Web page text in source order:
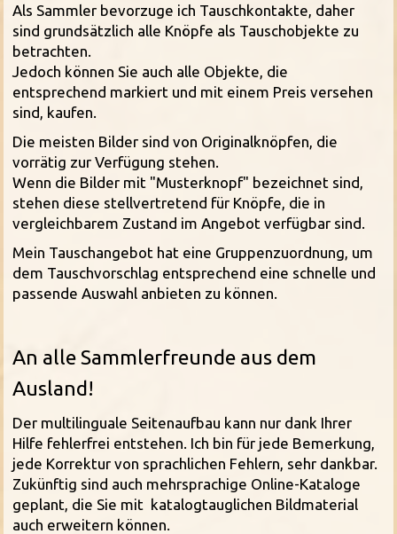
Als Sammler bevorzuge ich Tauschkontakte, daher
sind grundsätzlich alle Knöpfe als Tauschobjekte zu
betrachten.
Jedoch können Sie auch alle Objekte, die
entsprechend markiert und mit einem Preis versehen
sind, kaufen.
Die meisten Bilder sind von Originalknöpfen, die
vorrätig zur Verfügung stehen.
Wenn die Bilder mit "Musterknopf" bezeichnet sind,
stehen diese stellvertretend für Knöpfe, die in
vergleichbarem Zustand im Angebot verfügbar sind.
Mein Tauschangebot hat eine Gruppenzuordnung, um
dem Tauschvorschlag entsprechend eine schnelle und
passende Auswahl anbieten zu können.
An alle Sammlerfreunde aus dem
Ausland!
Der multilinguale Seitenaufbau kann nur dank Ihrer
Hilfe fehlerfrei entstehen. Ich bin für jede Bemerkung,
jede Korrektur von sprachlichen Fehlern, sehr dankbar.
Zukünftig sind auch mehrsprachige Online-Kataloge
geplant, die Sie mit katalogtauglichen Bildmaterial
auch erweitern können.